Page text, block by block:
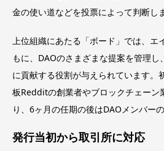
金の使い道などを投票によって判断し
上位組織にあたる「ボード」では、エ
もに、DAOのさまざまな提案を管理
に貢献する役割が与えられています。
板Redditの創業者やブロックチェーン
り、6ヶ月の任期の後はDAOメンバー
発行当初から取引所に対応